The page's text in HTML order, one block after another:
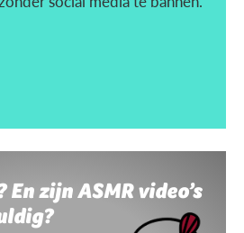
En zijn ASMR video’s